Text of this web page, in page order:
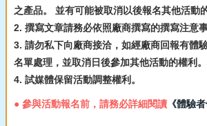
之產品。 並有可能被取消以後報名其他活動
2. 撰寫文章請務必依照廠商撰寫的撰寫注意事
3. 請勿私下向廠商接洽，如經廠商回報有體
名單處理，並取消日後參加其他活動的權利。
4. 試媒體保留活動調整權利。
● 參與活動報名前，請務必詳細閱讀 《體驗